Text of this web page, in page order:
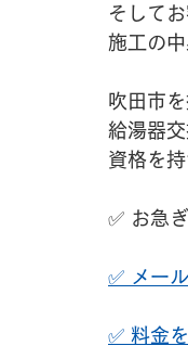
そして
施工の
吹田市
給湯器
資格を
✅ お急
✅ メー
✅ 料金